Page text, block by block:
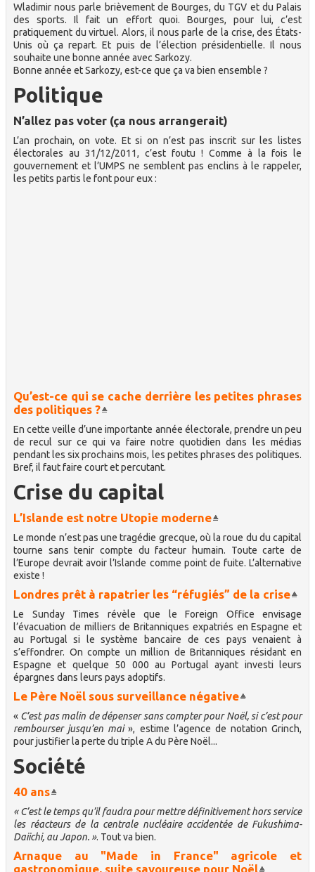
Wladimir nous parle brièvement de Bourges, du TGV et du Palais
des sports. Il fait un effort quoi. Bourges, pour lui, c’est
pratiquement du virtuel. Alors, il nous parle de la crise, des États-
Unis où ça repart. Et puis de l’élection présidentielle. Il nous
souhaite une bonne année avec Sarkozy.
Bonne année et Sarkozy, est-ce que ça va bien ensemble ?
Politique
N’allez pas voter (ça nous arrangerait)
L’an prochain, on vote. Et si on n’est pas inscrit sur les listes
électorales au 31/12/2011, c’est foutu ! Comme à la fois le
gouvernement et l’UMPS ne semblent pas enclins à le rappeler,
les petits partis le font pour eux :
Qu’est-ce qui se cache derrière les petites phrases
des politiques ?
En cette veille d’une importante année électorale, prendre un peu
de recul sur ce qui va faire notre quotidien dans les médias
pendant les six prochains mois, les petites phrases des politiques.
Bref, il faut faire court et percutant.
Crise du capital
L’Islande est notre Utopie moderne
Le monde n’est pas une tragédie grecque, où la roue du du capital
tourne sans tenir compte du facteur humain. Toute carte de
l’Europe devrait avoir l’Islande comme point de fuite. L’alternative
existe !
Londres prêt à rapatrier les “réfugiés” de la crise
Le Sunday Times révèle que le Foreign Office envisage
l’évacuation de milliers de Britanniques expatriés en Espagne et
au Portugal si le système bancaire de ces pays venaient à
s’effondrer. On compte un million de Britanniques résidant en
Espagne et quelque 50 000 au Portugal ayant investi leurs
épargnes dans leurs pays adoptifs.
Le Père Noël sous surveillance négative
« C’est pas malin de dépenser sans compter pour Noël, si c’est pour
rembourser jusqu’en mai», estime l’agence de notation Grinch,
pour justifier la perte du triple A du Père Noël...
Société
40 ans
« C’est le temps qu’il faudra pour mettre définitivement hors service
les réacteurs de la centrale nucléaire accidentée de Fukushima-
Daiichi, au Japon. ». Tout va bien.
Arnaque au "Made in France" agricole et
gastronomique, suite savoureuse pour Noël